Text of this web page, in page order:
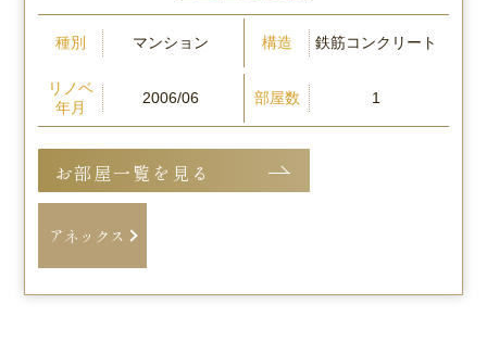
種別 マンション 構造 鉄筋コンクリート
リノベ
年月
2006/06 部屋数 1
お部屋一覧を見る
アネックス